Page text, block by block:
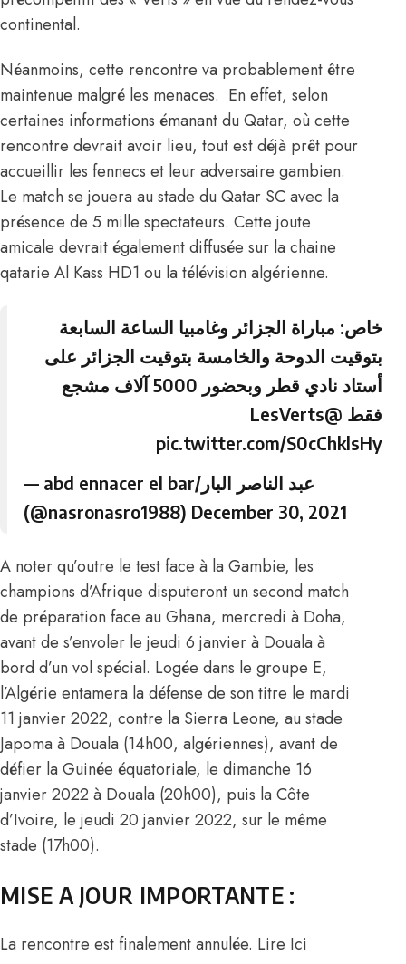
continental.
Néanmoins, cette rencontre va probablement être
maintenue malgré les menaces. En effet, selon
certaines informations émanant du Qatar, où cette
rencontre devrait avoir lieu, tout est déjà prêt pour
accueillir les fennecs et leur adversaire gambien.
Le match se jouera au stade du Qatar SC avec la
présence de 5 mille spectateurs. Cette joute
amicale devrait également diffusée sur la chaine
qatarie Al Kass HD1 ou la télévision algérienne.
خاص: مباراة الجزائر وغامبيا الساعة السابعة
بتوقيت الدوحة والخامسة بتوقيت الجزائر على
أستاد نادي قطر وبحضور 5000 آلاف مشجع
فقط @LesVerts
pic.twitter.com/S0cChklsHy
— abd ennacer el bar/عبد الناصر البار
(@nasronasro1988) December 30, 2021
A noter qu’outre le test face à la Gambie, les
champions d’Afrique disputeront un second match
de préparation face au Ghana, mercredi à Doha,
avant de s’envoler le jeudi 6 janvier à Douala à
bord d’un vol spécial. Logée dans le groupe E,
l’Algérie entamera la défense de son titre le mardi
11 janvier 2022, contre la Sierra Leone, au stade
Japoma à Douala (14h00, algériennes), avant de
défier la Guinée équatoriale, le dimanche 16
janvier 2022 à Douala (20h00), puis la Côte
d’Ivoire, le jeudi 20 janvier 2022, sur le même
stade (17h00).
MISE A JOUR IMPORTANTE :
La rencontre est finalement annulée. Lire Ici